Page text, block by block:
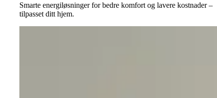
Smarte energiløsninger for bedre komfort og lavere kostnader –
tilpasset ditt hjem.